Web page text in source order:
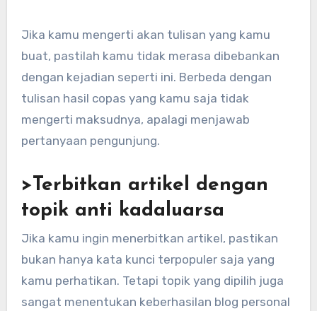
Jika kamu mengerti akan tulisan yang kamu
buat, pastilah kamu tidak merasa dibebankan
dengan kejadian seperti ini. Berbeda dengan
tulisan hasil copas yang kamu saja tidak
mengerti maksudnya, apalagi menjawab
pertanyaan pengunjung.
>Terbitkan artikel dengan
topik anti kadaluarsa
Jika kamu ingin menerbitkan artikel, pastikan
bukan hanya kata kunci terpopuler saja yang
kamu perhatikan. Tetapi topik yang dipilih juga
sangat menentukan keberhasilan blog personal